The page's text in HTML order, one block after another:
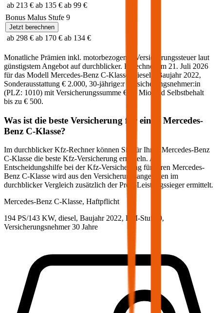
ab 213 € ab 135 € ab 99 €
Bonus Malus Stufe 9
Jetzt berechnen
ab 298 € ab 170 € ab 134 €
Monatliche Prämien inkl. motorbezogener Versicherungssteuer laut
günstigstem Angebot auf durchblicker. Berechnet am 21. Juli 2026
für das Modell Mercedes-Benz C-Klasse diesel , Baujahr 2022,
Sonderausstattung € 2.000, 30-jährige:rVersicherungsnehmer:in
(PLZ: 1010) mit Versicherungssumme € 20 Mio und Selbstbehalt
bis zu € 500.
Was ist die beste Versicherung für einen Mercedes-
Benz C-Klasse?
Im durchblicker Kfz-Rechner können Sie für Ihren Mercedes-Benz
C-Klasse die beste Kfz-Versicherung ermitteln. Als
Entscheidungshilfe bei der Kfz-Versicherung für Ihren Mercedes-
Benz C-Klasse wird aus den Versicherungsangeboten im
durchblicker Vergleich zusätzlich der Preis-Leistungssieger ermittelt.
Mercedes-Benz C-Klasse, Haftpflicht
194 PS/143 KW, diesel, Baujahr 2022, BM-Stufe 0,
Versicherungsnehmer 30 Jahre